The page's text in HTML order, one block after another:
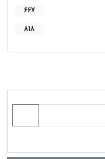
667
818